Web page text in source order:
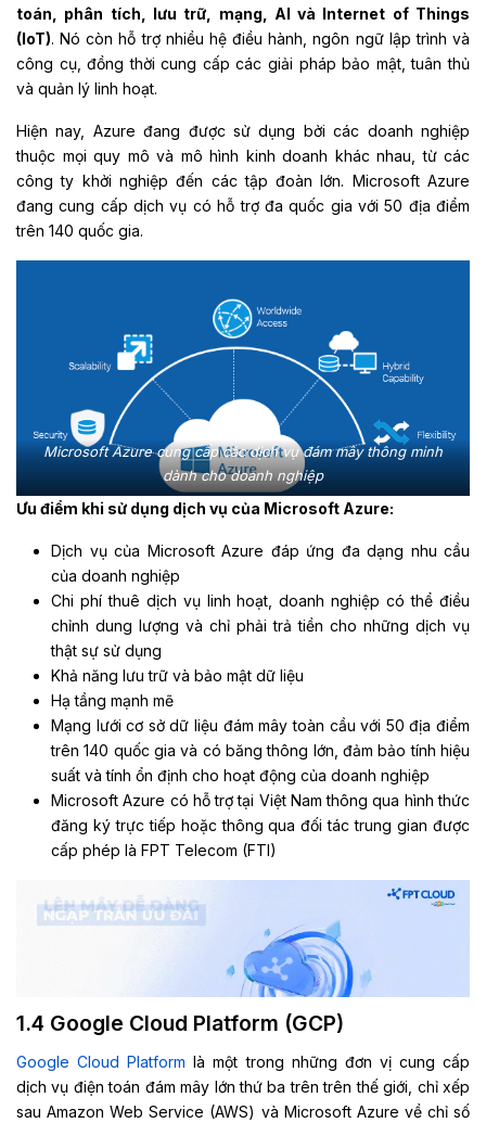
toán, phân tích, lưu trữ, mạng, AI và Internet of Things
(IoT). Nó còn hỗ trợ nhiều hệ điều hành, ngôn ngữ lập trình và
công cụ, đồng thời cung cấp các giải pháp bảo mật, tuân thủ
và quản lý linh hoạt.
Hiện nay, Azure đang được sử dụng bởi các doanh nghiệp
thuộc mọi quy mô và mô hình kinh doanh khác nhau, từ các
công ty khởi nghiệp đến các tập đoàn lớn. Microsoft Azure
đang cung cấp dịch vụ có hỗ trợ đa quốc gia với 50 địa điểm
trên 140 quốc gia.
Microsoft Azure cung cấp các dịch vụ đám mây thông minh
dành cho doanh nghiệp
Ưu điểm khi sử dụng dịch vụ của Microsoft Azure:
Dịch vụ của Microsoft Azure đáp ứng đa dạng nhu cầu
của doanh nghiệp
Chi phí thuê dịch vụ linh hoạt, doanh nghiệp có thể điều
chỉnh dung lượng và chỉ phải trả tiền cho những dịch vụ
thật sự sử dụng
Khả năng lưu trữ và bảo mật dữ liệu
Hạ tầng mạnh mẽ
Mạng lưới cơ sở dữ liệu đám mây toàn cầu với 50 địa điểm
trên 140 quốc gia và có băng thông lớn, đảm bảo tính hiệu
suất và tính ổn định cho hoạt động của doanh nghiệp
Microsoft Azure có hỗ trợ tại Việt Nam thông qua hình thức
đăng ký trực tiếp hoặc thông qua đối tác trung gian được
cấp phép là FPT Telecom (FTI)
1.4 Google Cloud Platform (GCP)
Google Cloud Platform là một trong những đơn vị cung cấp
dịch vụ điện toán đám mây lớn thứ ba trên trên thế giới, chỉ xếp
sau Amazon Web Service (AWS) và Microsoft Azure về chỉ số